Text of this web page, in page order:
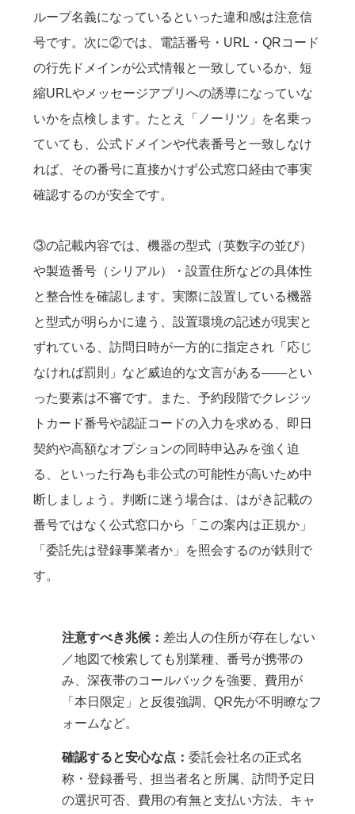
ループ名義になっているといった違和感は注意信
号です。次に②では、電話番号・URL・QRコード
の行先ドメインが公式情報と一致しているか、短
縮URLやメッセージアプリへの誘導になっていな
いかを点検します。たとえ「ノーリツ」を名乗っ
ていても、公式ドメインや代表番号と一致しなけ
れば、その番号に直接かけず公式窓口経由で事実
確認するのが安全です。
③の記載内容では、機器の型式（英数字の並び）
や製造番号（シリアル）・設置住所などの具体性
と整合性を確認します。実際に設置している機器
と型式が明らかに違う、設置環境の記述が現実と
ずれている、訪問日時が一方的に指定され「応じ
なければ罰則」など威迫的な文言がある――とい
った要素は不審です。また、予約段階でクレジッ
トカード番号や認証コードの入力を求める、即日
契約や高額なオプションの同時申込みを強く迫
る、といった行為も非公式の可能性が高いため中
断しましょう。判断に迷う場合は、はがき記載の
番号ではなく公式窓口から「この案内は正規か」
「委託先は登録事業者か」を照会するのが鉄則で
す。
注意すべき兆候： 差出人の住所が存在しない
／地図で検索しても別業種、番号が携帯の
み、深夜帯のコールバックを強要、費用が
「本日限定」と反復強調、QR先が不明瞭なフ
ォームなど。
確認すると安心な点： 委託会社名の正式名
称・登録番号、担当者名と所属、訪問予定日
の選択可否、費用の有無と支払い方法、キャ